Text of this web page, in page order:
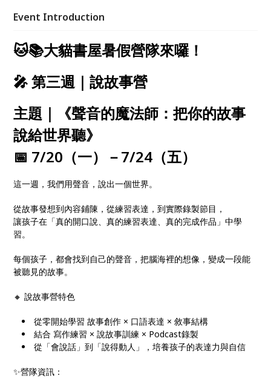
隊自由選擇，可依孩子興趣報名！ 可單週參加，彈性
Event Introduction
🐱📚大貓書屋暑假營隊來囉！
🎤 第三週｜說故事營
主題｜《聲音的魔法師：把你的故事
說給世界聽》
📅 7/20（一）－7/24（五）
這一週，我們用聲音，說出一個世界。
從故事發想到內容鋪陳，從練習表達，到實際錄製節目，
讓孩子在「真的開口說、真的練習表達、真的完成作品」中學
習。
每個孩子，都會找到自己的聲音，把腦海裡的想像，變成一段能
被聽見的故事。
🔸 說故事營特色
從零開始學習 故事創作 × 口語表達 × 敘事結構
結合 寫作練習 × 說故事訓練 × Podcast錄製
從「會說話」到「說得動人」，培養孩子的表達力與自信
✨營隊資訊：